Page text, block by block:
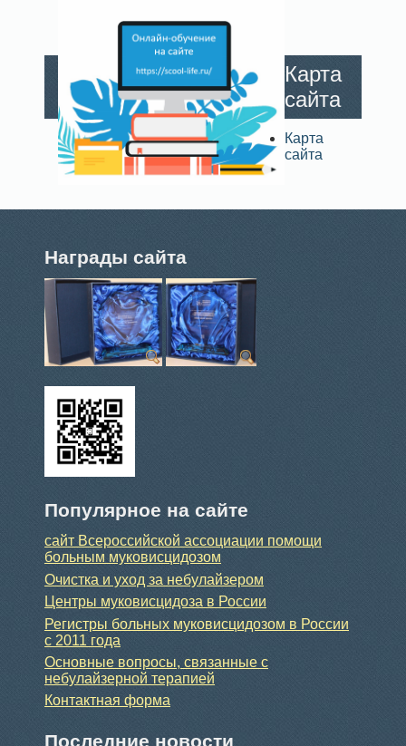
Карта
сайта
Карта
сайта
Награды сайта
Популярное на сайте
сайт Всероссийской ассоциации помощи
больным муковисцидозом
Очистка и уход за небулайзером
Центры муковисцидоза в России
Регистры больных муковисцидозом в России
с 2011 года
Основные вопросы, связанные с
небулайзерной терапией
Контактная форма
Последние новости